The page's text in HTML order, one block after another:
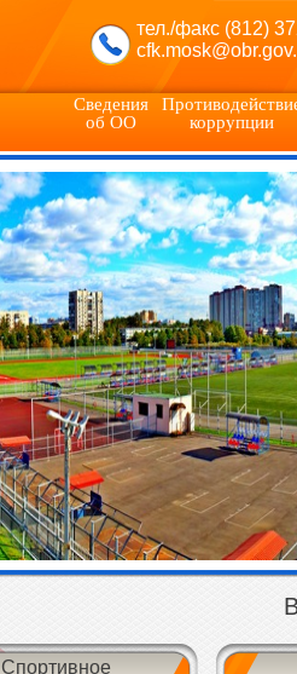
тел./факс (812)
Сведения
об ОО
коррупции
Спортивное